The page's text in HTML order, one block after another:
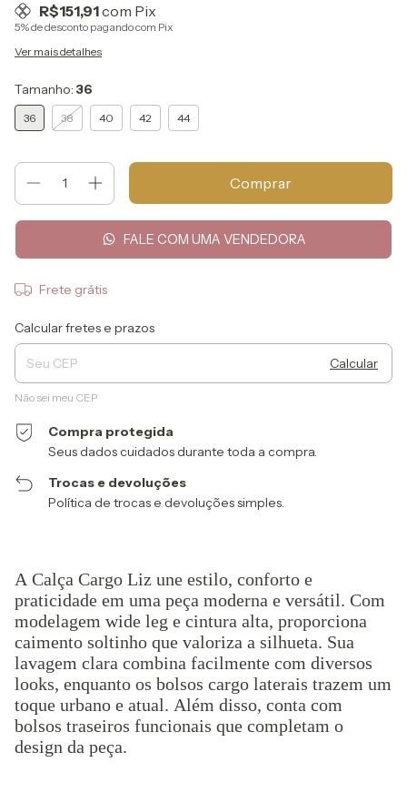
R$151,91com Pix
5% de desconto pagando com Pix
Ver mais detalhes
Tamanho: 36
36 38 40 42 44
FALE COM UMA VENDEDORA
Frete grátis
Entregas para o CEP:
Calcular fretes e prazos
Calcular
Não sei meu CEP
Compra protegida
Seus dados cuidados durante toda a compra.
Trocas e devoluções
Política de trocas e devoluções simples.
A Calça Cargo Liz une estilo, conforto e
praticidade em uma peça moderna e versátil. Com
modelagem wide leg e cintura alta, proporciona
caimento soltinho que valoriza a silhueta. Sua
lavagem clara combina facilmente com diversos
looks, enquanto os bolsos cargo laterais trazem um
toque urbano e atual. Além disso, conta com
bolsos traseiros funcionais que completam o
design da peça.